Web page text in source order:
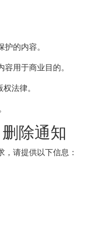
的内容。
用于商业目的。
法律。
除通知
请提供以下信息：